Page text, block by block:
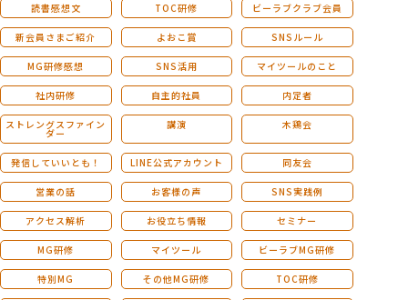
読書感想文 TOC研修 ビーラブクラブ会員
新会員さまご紹介 よおこ賞 SNSルール
MG研修感想 SNS活用 マイツールのこと
社内研修 自主的社員 内定者
ストレングスファイン
ダー
講演 木鶏会
発信していいとも！ LINE公式アカウント 同友会
営業の話 お客様の声 SNS実践例
アクセス解析 お役立ち情報 セミナー
MG研修 マイツール ビーラブMG研修
特別MG その他MG研修 TOC研修